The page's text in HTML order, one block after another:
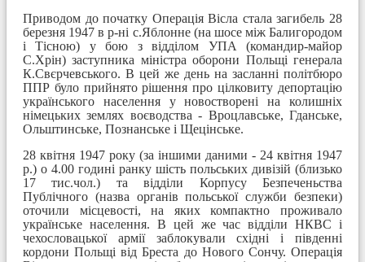
Приводом до початку Операція Вісла стала загибель 28
березня 1947 в р-ні с.Яблонне (на шосе між Балигородом
і Тісною) у бою з відділом УПА (командир-майор
С.Хрін) заступника міністра оборони Польщі генерала
К.Свєрчевського. В цей же день на засланні політбюро
ППР було прийнято рішення про цілковиту депортацію
українського населення у новостворені на колишніх
німецьких землях воєводства - Вроцлавське, Гданське,
Ольштинське, Познанське і Щецінське.
28 квітня 1947 року (за іншими даними - 24 квітня 1947
р.) о 4.00 годині ранку шість польських дивізій (близько
17 тис.чол.) та відділи Корпусу Безпеченьства
Публічного (назва органів польської служби безпеки)
оточили місцевості, на яких компактно проживало
українське населення. В цей же час відділи НКВС і
чехословацької армії заблокували східні і південні
кордони Польщі від Бреста до Нового Сончу. Операція